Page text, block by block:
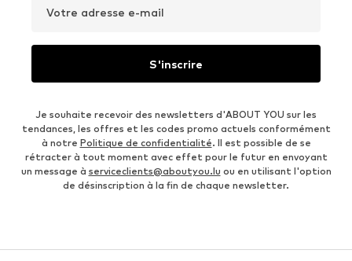
Votre adresse e-mail
S'inscrire
Je souhaite recevoir des newsletters d'ABOUT YOU sur les
tendances, les offres et les codes promo actuels conformément
à notre Politique de confidentialité. Il est possible de se
rétracter à tout moment avec effet pour le futur en envoyant
un message à serviceclients@aboutyou.lu ou en utilisant l'option
de désinscription à la fin de chaque newsletter.